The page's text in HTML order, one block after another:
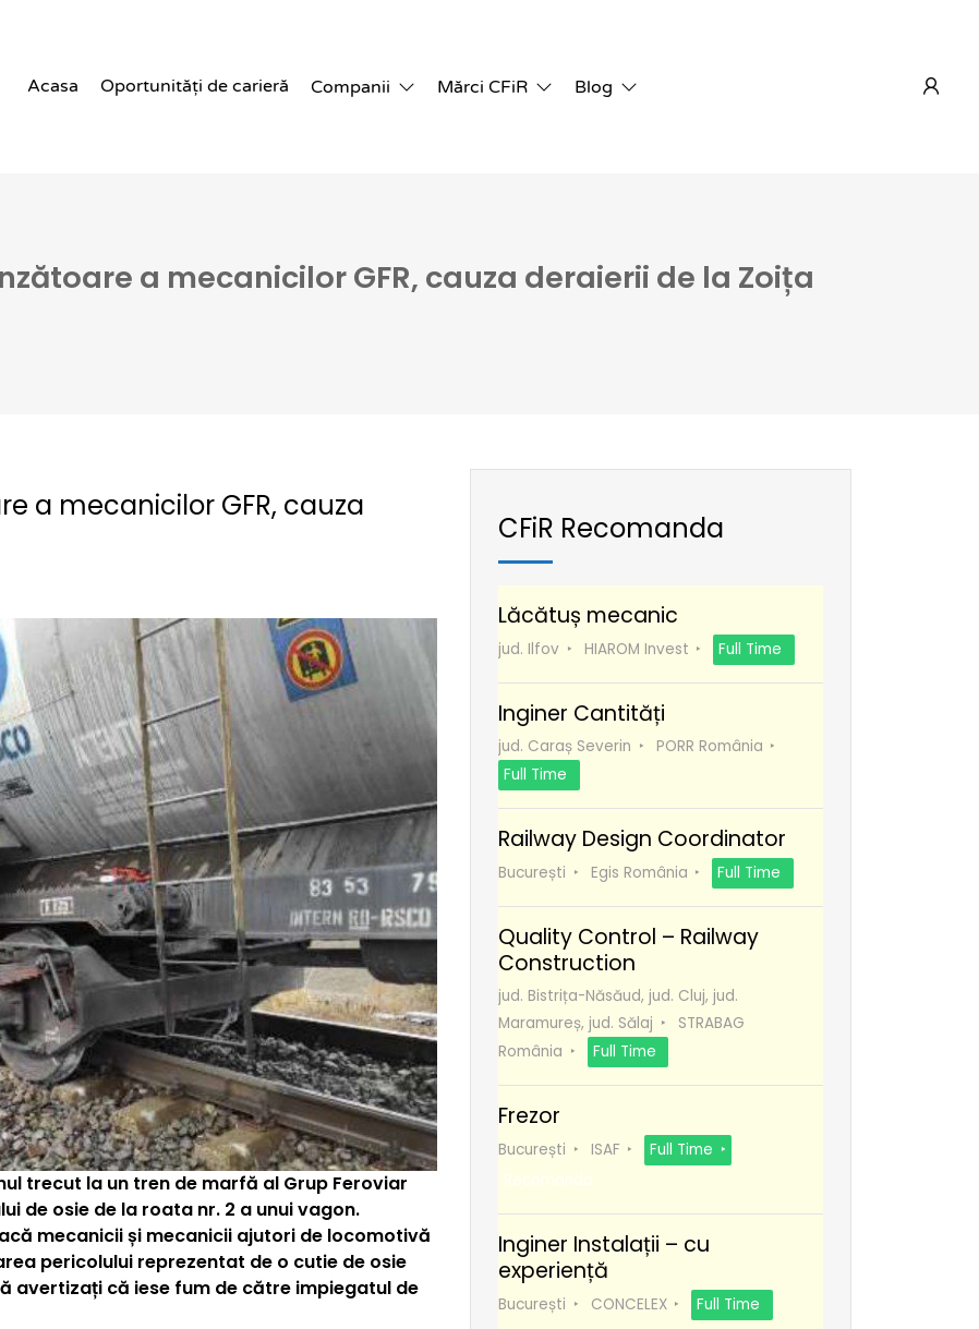
Acasa Oportunități de carieră Companii Mărci CFiR Blog
a mecanicilor GFR, cauza deraierii de la Zoița
a mecanicilor GFR, cauza
trecut la un tren de marfă al Grup Feroviar
de osie de la roata nr. 2 a unui vagon.
mecanicii și mecanicii ajutori de locomotivă
pericolului reprezentat de o cutie de osie
avertizați că iese fum de către impiegatul de
CFiR Recomanda
Lăcătuș mecanic
jud. Ilfov HIAROM Invest Full Time
Inginer Cantități
jud. Caraș Severin
PORR România
Full Time
Railway Design Coordinator
București Egis România Full Time
Quality Control – Railway
Construction
jud. Bistrița-Năsăud, jud. Cluj, jud.
Maramureș, jud. Sălaj
STRABAG
România
Full Time
Frezor
București ISAF
Full Time
Recomanda
Inginer Instalații – cu
experiență
București CONCELEX Full Time